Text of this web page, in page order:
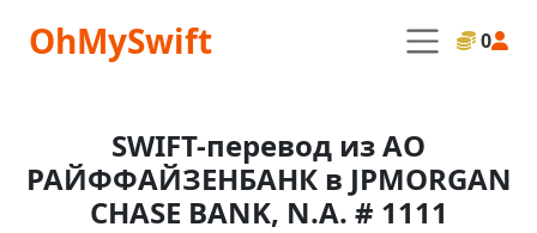
OhMySwift 0
SWIFT-перевод из АО
РАЙФФАЙЗЕНБАНК в JPMORGAN
CHASE BANK, N.A. # 1111